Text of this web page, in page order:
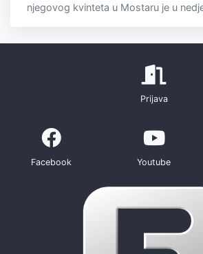
njegovog kvinteta u Mostaru je u
Prijava
Facebook Youtube